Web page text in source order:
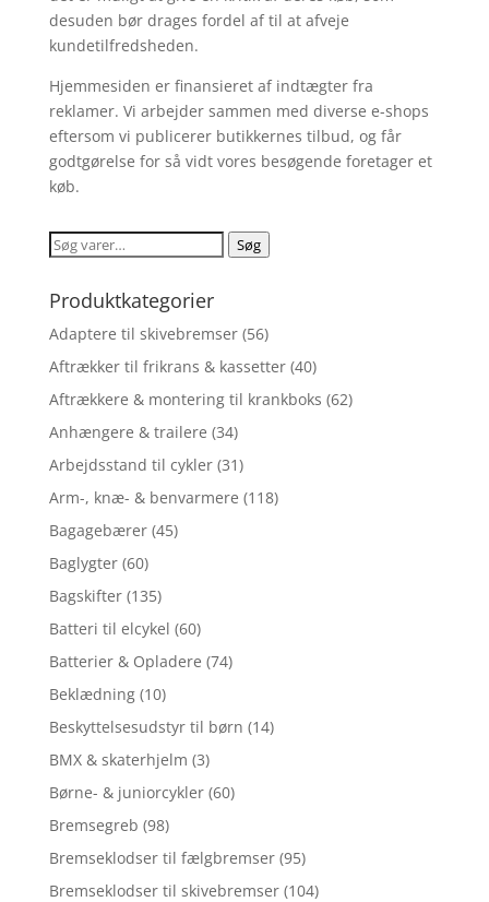
desuden bør drages fordel af til at afveje
kundetilfredsheden.
Hjemmesiden er finansieret af indtægter fra
reklamer. Vi arbejder sammen med diverse e-shops
eftersom vi publicerer butikkernes tilbud, og får
godtgørelse for så vidt vores besøgende foretager et
køb.
Søg
Søg
Produktkategorier
Adaptere til skivebremser (56)
Aftrækker til frikrans & kassetter (40)
Aftrækkere & montering til krankboks (62)
Anhængere & trailere (34)
Arbejdsstand til cykler (31)
Arm-, knæ- & benvarmere (118)
Bagagebærer (45)
Baglygter (60)
Bagskifter (135)
Batteri til elcykel (60)
Batterier & Opladere (74)
Beklædning (10)
Beskyttelsesudstyr til børn (14)
BMX & skaterhjelm (3)
Børne- & juniorcykler (60)
Bremsegreb (98)
Bremseklodser til fælgbremser (95)
Bremseklodser til skivebremser (104)